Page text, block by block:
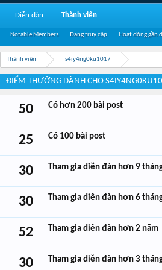
Thành viên s4iy4ng0ku1017
ĐIỂM THƯỞNG DÀNH CHO
50 Có hơn 200 bài post
25 Có 100 bài post
30 Tham gia diễn đàn hơn 9
30 Tham gia diễn đàn hơn 6
52 Tham gia diễn đàn hơn 2 năm
30 Tham gia diễn đàn hơn 3
Diễn đàn Thành viên
Notable Members Đang truy cập Hoạt động gần